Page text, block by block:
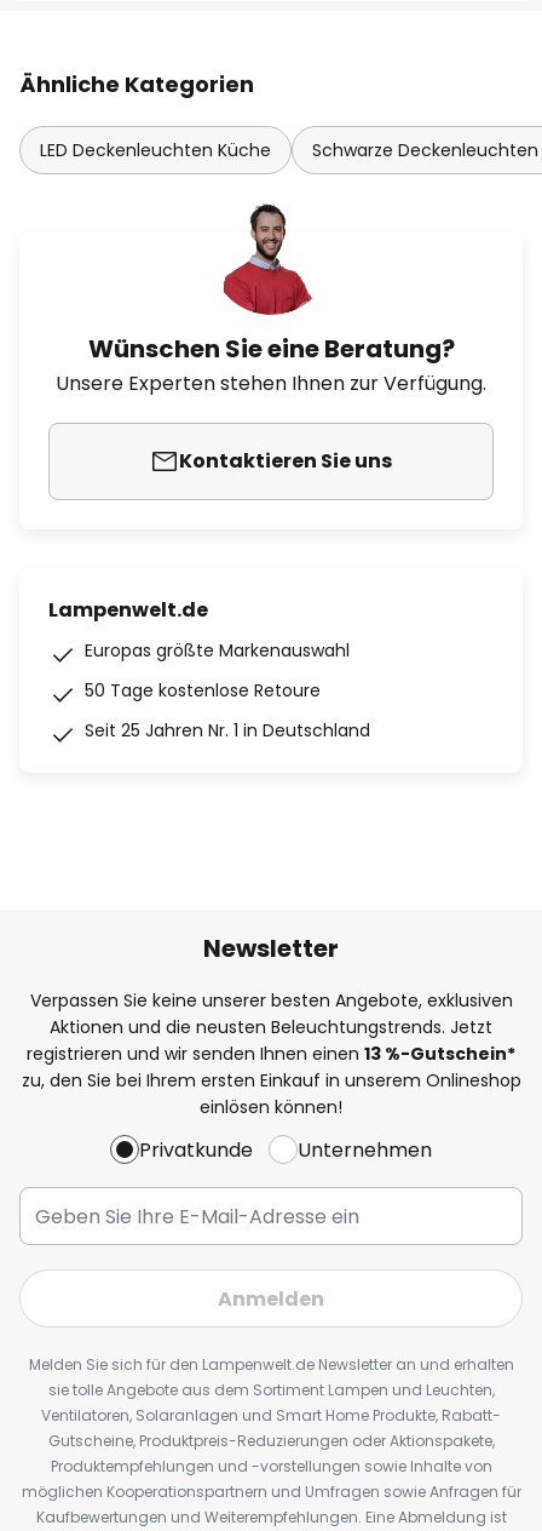
Ähnliche Kategorien
LED Deckenleuchten Küche Schwarze
Wünschen Sie eine Beratung?
Unsere Experten stehen Ihnen zur Verfügung.
Kontaktieren Sie uns
Lampenwelt.de
Europas größte Markenauswahl
50 Tage kostenlose Retoure
Seit 25 Jahren Nr. 1 in Deutschland
Newsletter
Verpassen Sie keine unserer besten Angebote, exklusiven
Aktionen und die neusten Beleuchtungstrends. Jetzt
registrieren und wir senden Ihnen einen 13 %-Gutschein*
zu, den Sie bei Ihrem ersten Einkauf in unserem Onlineshop
einlösen können!
Privatkunde Unternehmen
Anmelden
Melden Sie sich für den Lampenwelt.de Newsletter an und erhalten
sie tolle Angebote aus dem Sortiment Lampen und Leuchten,
Ventilatoren, Solaranlagen und Smart Home Produkte, Rabatt-
Gutscheine, Produktpreis-Reduzierungen oder Aktionspakete,
Produktempfehlungen und -vorstellungen sowie Inhalte von
möglichen Kooperationspartnern und Umfragen sowie Anfragen für
Kaufbewertungen und Weiterempfehlungen. Eine Abmeldung ist